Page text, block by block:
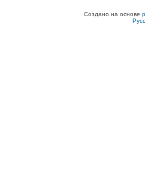
Создано на основе